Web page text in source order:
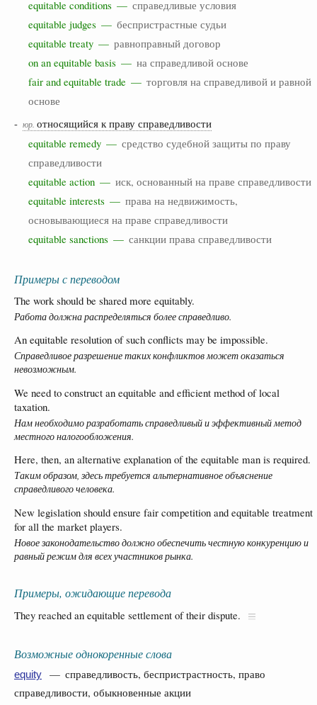
equitable conditions — справедливые условия
equitable judges — беспристрастные судьи
equitable treaty — равноправный договор
on an equitable basis — на справедливой основе
fair and equitable trade — торговля на справедливой и равной
основе
- юр. относящийся к праву справедливости
equitable remedy — средство судебной защиты по праву
справедливости
equitable action — иск, основанный на праве справедливости
equitable interests — права на недвижимость,
основывающиеся на праве справедливости
equitable sanctions — санкции права справедливости
Примеры с переводом
The work should be shared more equitably.
Работа должна распределяться более справедливо.
An equitable resolution of such conflicts may be impossible.
Справедливое разрешение таких конфликтов может оказаться
невозможным.
We need to construct an equitable and efficient method of local
taxation.
Нам необходимо разработать справедливый и эффективный метод
местного налогообложения.
Here, then, an alternative explanation of the equitable man is required.
Таким образом, здесь требуется альтернативное объяснение
справедливого человека.
New legislation should ensure fair competition and equitable treatment
for all the market players.
Новое законодательство должно обеспечить честную конкуренцию и
равный режим для всех участников рынка.
Примеры, ожидающие перевода
They reached an equitable settlement of their dispute.
Возможные однокоренные слова
equity
— справедливость, беспристрастность, право
справедливости, обыкновенные акции